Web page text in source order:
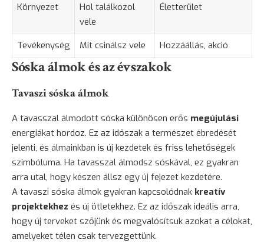
Környezet
Hol találkozol
vele
Életterület
Tevékenység Mit csinálsz vele Hozzáállás, akció
Sóska álmok és az évszakok
Tavaszi sóska álmok
A tavasszal álmodott sóska különösen erős megújulási
energiákat hordoz. Ez az időszak a természet ébredését
jelenti, és álmainkban is új kezdetek és friss lehetőségek
szimbóluma. Ha tavasszal álmodsz sóskával, ez gyakran
arra utal, hogy készen állsz egy új fejezet kezdetére.
A tavaszi sóska álmok gyakran kapcsolódnak kreatív
projektekhez és új ötletekhez. Ez az időszak ideális arra,
hogy új terveket szőjünk és megvalósítsuk azokat a célokat,
amelyeket télen csak tervezgettünk.